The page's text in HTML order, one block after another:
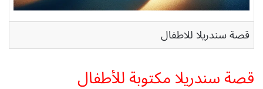
قصة سندريلا للاطفال
قصة سندريلا مكتوبة للأطفال